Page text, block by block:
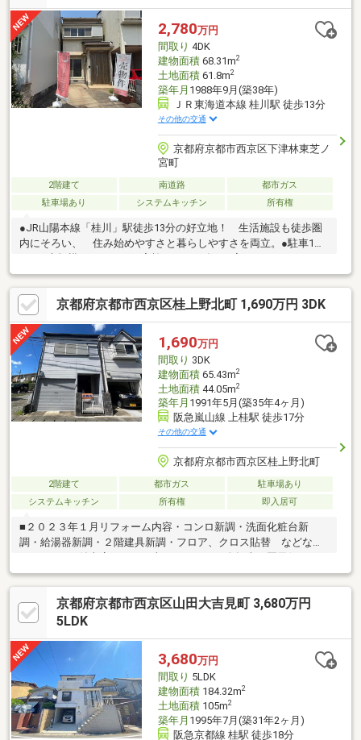
室を洋室へ変更し、使いやすい4LDKへ改装予定
2,780万円
間取り 4DK
建物面積68.31m2
土地面積61.8m2
築年月 1988年9月(築38年)
ＪＲ東海道本線 桂川駅 徒歩13分
その他の交通
京都府京都市西京区下津林東芝ノ
宮町
2階建て 南道路
都市ガス
駐車場あり
システムキッチン 所有権
●JR山陽本線「桂川」駅徒歩13分の好立地！ 生活施設も徒歩圏
内にそろい、 住み始めやすさと暮らしやすさを両立。●駐車1台
可！●大規模リフォームを実施。（2026年8月完了）システムキッ
チンやユニットバス、洗面化粧台、トイレなどの水回りを新調
し、玄関ドア、クロスや床の内装工事も完了しています。
京都府京都市西京区桂上野北町 1,690万円 3DK
1,690万円
間取り 3DK
建物面積65.43m2
土地面積44.05m2
築年月 1991年5月(築35年4ヶ月)
阪急嵐山線 上桂駅 徒歩17分
その他の交通
京都府京都市西京区桂上野北町
2階建て 都市ガス
駐車場あり
システムキッチン
所有権 即入居可
■２０２３年１月リフォーム内容・コンロ新調・洗面化粧台新
調・給湯器新調・２階建具新調・フロア、クロス貼替 などなど
も安心して駐車・駐輪可能♪■物件南東隣が現在ガレージのため陽
当り、通風良好！■生活便利！小学校・スーパーまで徒歩５分♪・
桂川小学校まで徒歩５分・業務スーパー桂店まで徒歩５分（４０
０ｍ）■ご内覧可能です♪ 本物件に関するお問い合わせは フジ
１２９-７８９
京都府京都市西京区山田大吉見町 3,680万円
5LDK
3,680万円
間取り 5LDK
建物面積184.32m2
土地面積105m2
築年月 1995年7月(築31年2ヶ月)
阪急京都線 桂駅 徒歩18分